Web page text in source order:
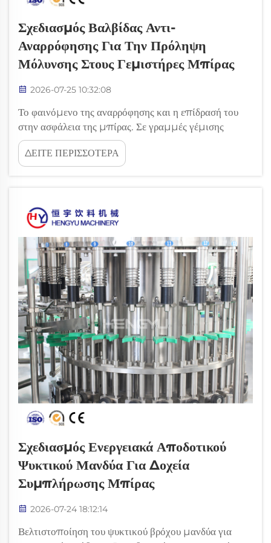
Σχεδιασμός Βαλβίδας Αντι-
Αναρρόφησης Για Την Πρόληψη
Μόλυνσης Στους Γεμιστήρες Μπίρας
2026-07-25 10:32:08
Το φαινόμενο της αναρρόφησης και η επίδρασή του
στην ασφάλεια της μπίρας. Σε γραμμές γέμισης
υψηλής ταχύτητας, ακόμα και μια στιγμιαία
δημιουργία κενού μπορεί να υπονομεύσει την
ακεραιότητα του προϊόντος. Το φαινόμενο της
μια διαδρομή...
ΔΕΙΤΕ ΠΕΡΙΣΣΟΤΕΡΑ
Σχεδιασμός Ενεργειακά Αποδοτικού
Ψυκτικού Μανδύα Για Δοχεία
Συμπλήρωσης Μπίρας
2026-07-24 18:12:14
Βελτιστοποίηση του ψυκτικού βρόχου μανδύα για